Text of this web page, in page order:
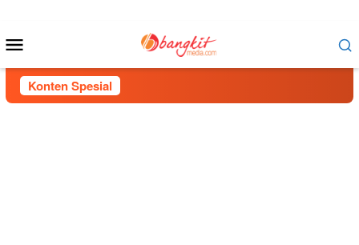
Mobile
Konten Spesial